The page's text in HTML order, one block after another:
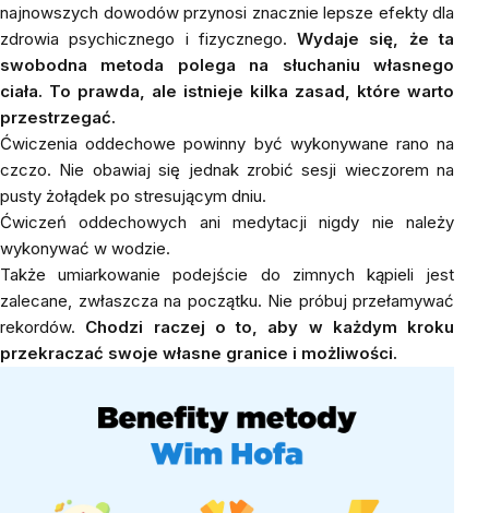
najnowszych dowodów przynosi znacznie lepsze efekty dla
zdrowia psychicznego i fizycznego. Wydaje się, że ta
swobodna metoda polega na słuchaniu własnego
ciała. To prawda, ale istnieje kilka zasad, które warto
przestrzegać.
Ćwiczenia oddechowe powinny być wykonywane rano na
czczo. Nie obawiaj się jednak zrobić sesji wieczorem na
pusty żołądek po stresującym dniu.
Ćwiczeń oddechowych ani medytacji nigdy nie należy
wykonywać w wodzie.
Także umiarkowanie podejście do zimnych kąpieli jest
zalecane, zwłaszcza na początku. Nie próbuj przełamywać
rekordów. Chodzi raczej o to, aby w każdym kroku
przekraczać swoje własne granice i możliwości.